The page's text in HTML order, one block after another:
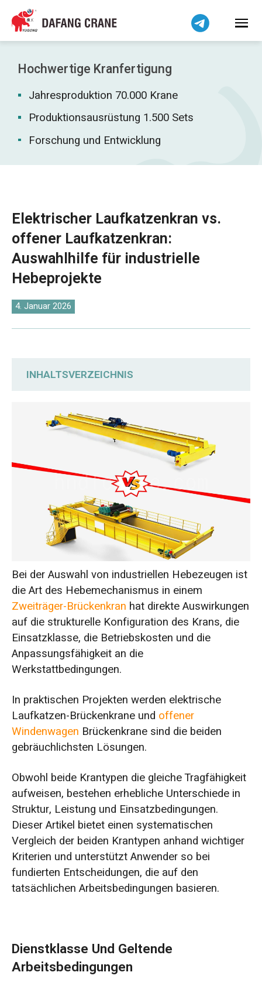
Hochwertige Kranfertigung
Jahresproduktion 70.000 Krane
Produktionsausrüstung 1.500 Sets
Forschung und Entwicklung
Elektrischer Laufkatzenkran vs.
offener Laufkatzenkran:
Auswahlhilfe für industrielle
Hebeprojekte
4. Januar 2026
INHALTSVERZEICHNIS
Arbeitsbedingungen
Vergleich der Hebemechanismen:
Elektrischer Hebezeugwagen vs. Offener
Windenwagen
Preisvergleich: Kostenunterschiede bei
gleicher Ausstattung
Gesamtvergleich von Preis und Leistung
Auswahl Schlussfolgerung
Bei der Auswahl von industriellen Hebezeugen ist
die Art des Hebemechanismus in einem
Zweiträger-Brückenkran hat direkte Auswirkungen
auf die strukturelle Konfiguration des Krans, die
Einsatzklasse, die Betriebskosten und die
Anpassungsfähigkeit an die
Werkstattbedingungen.
In praktischen Projekten werden elektrische
Laufkatzen-Brückenkrane und offener
Windenwagen Brückenkrane sind die beiden
gebräuchlichsten Lösungen.
Obwohl beide Krantypen die gleiche Tragfähigkeit
aufweisen, bestehen erhebliche Unterschiede in
Struktur, Leistung und Einsatzbedingungen.
Dieser Artikel bietet einen systematischen
Vergleich der beiden Krantypen anhand wichtiger
Kriterien und unterstützt Anwender so bei
fundierten Entscheidungen, die auf den
tatsächlichen Arbeitsbedingungen basieren.
Dienstklasse Und Geltende
Arbeitsbedingungen
Bahasa Indonesia
Bahasa Melayu
Tiếng Việt
简体中文
فارسی
Pilipino
اردو
Kiswahili
Dansk
Norsk
O‘zbekcha